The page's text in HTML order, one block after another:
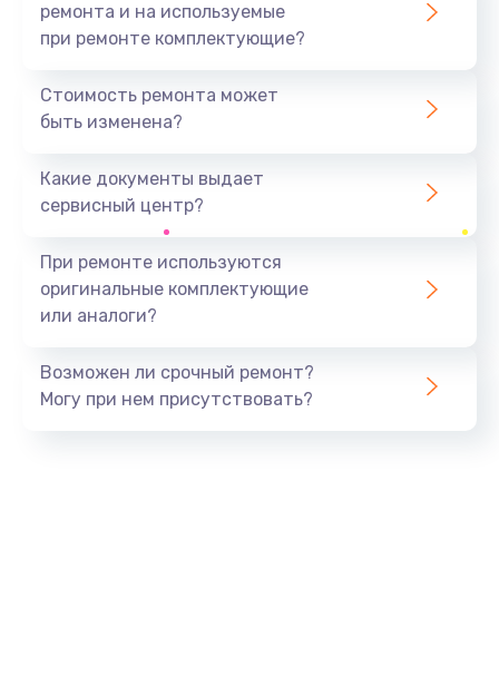
ремонта и на используемые
при ремонте комплектующие?
Стоимость ремонта может
быть изменена?
Какие документы выдает
сервисный центр?
При ремонте используются
оригинальные комплектующие
или аналоги?
Возможен ли срочный ремонт?
Могу при нем присутствовать?